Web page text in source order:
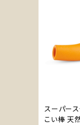
スーパース
こい棒 天